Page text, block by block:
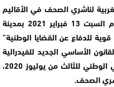
لناشري الصحف في الأقاليم
الجنوبية جمعه العام الانتخابي يوم السبت 13 فبراير 2021 بمدينة
للدفاع عن القضايا الوطنية”
الأساسي الجديد للفيدرالية
المنبثق من الجمع العام الاستثنائي الوطني للثالث من يوليوز 2020،
الصحف.